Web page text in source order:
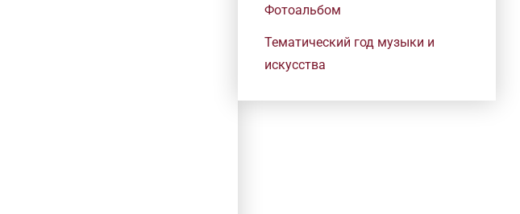
Фотоальбом
Тематический год музыки и
искусства